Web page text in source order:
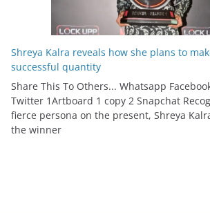
Shreya Kalra reveals how she plans to
successful quantity
Share This To Others... Whatsapp
Twitter 1Artboard 1 copy 2 Snapchat
fierce persona on the present, Shreya
the winner